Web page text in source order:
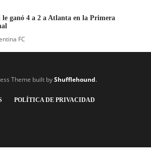
ganó 4 a 2 a Atlanta en la Primera
FC
Theme built byShufflehound.
POLÍTICA DE PRIVACIDAD